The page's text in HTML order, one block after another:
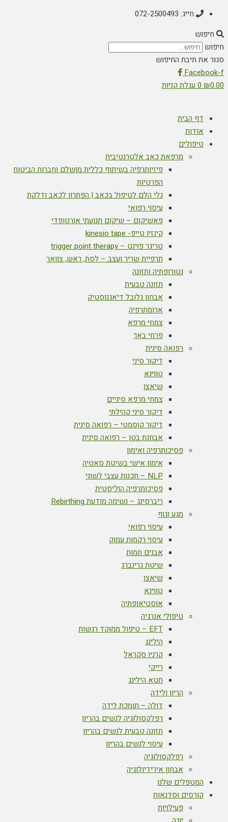
חייג: 072-2500493
חיפוש
חיפוש
סגור את תיבת החיפוש
Facebook-f
₪0.00
0 עגלת קניות
דף הבית
אודות
טיפולים
מרפאת כאב אלטרנטיבית
פיזיותרפיה בשיתוף כללית מושלם וחברות הביטוח
הפרטיות
גלי הלם לטיפול בכאב | הפתרון לכאב ודלקת
עיסוי רפואי
פאשיקום – שיקום תנועתי אורטופדי
קינזיו טייפ- kinesio tape
טריגר פוינט – trigger point therapy
תרפיית שריר ועצב – לסת, ראש, צוואר
נטורופתיה ותזונה
תזונה טבעית
אבחון גלובל דיאגנוסטיק
ארומתרפיה
צמחי מרפא
פרחי באך
רפואה סינית
דיקור סיני
טווינא
שיאצו
צמחי מרפא סיניים
דיקור סיני קהילתי
דיקור קוסמטי – רפואה סינית
אבחנת בטן – רפואה סינית
פסיכותרפיה ואימון
אימון אישי בשיטת סאטיה
NLP – תכנות עצבי לשוני
פסיכותרפיה הוליסטית
ריברסינג – נשימה מודעת Rebirthing
מגע וגוף
עיסוי רפואי
עיסוי רקמות עמוק
אבנים חמות
שיטת גרינברג
שיאצו
טווינא
אוסטיאופתיה
טיפולי אנרגיה
EFT – טיפול ממוקד רגשות
הילינג
קרניו סקראל
רייקי
תטא הילינג
הריון ולידה
דולה – תומכת לידה
רפלקסולוגיה לנשים בהריון
תזונה טבעית לנשים בהריון
עיסוי לנשים בהריון
רפלקסולוגיה
אבחון אירידיולוגיה
המטפלים שלנו
קורסים וסדנאות
פעילויות